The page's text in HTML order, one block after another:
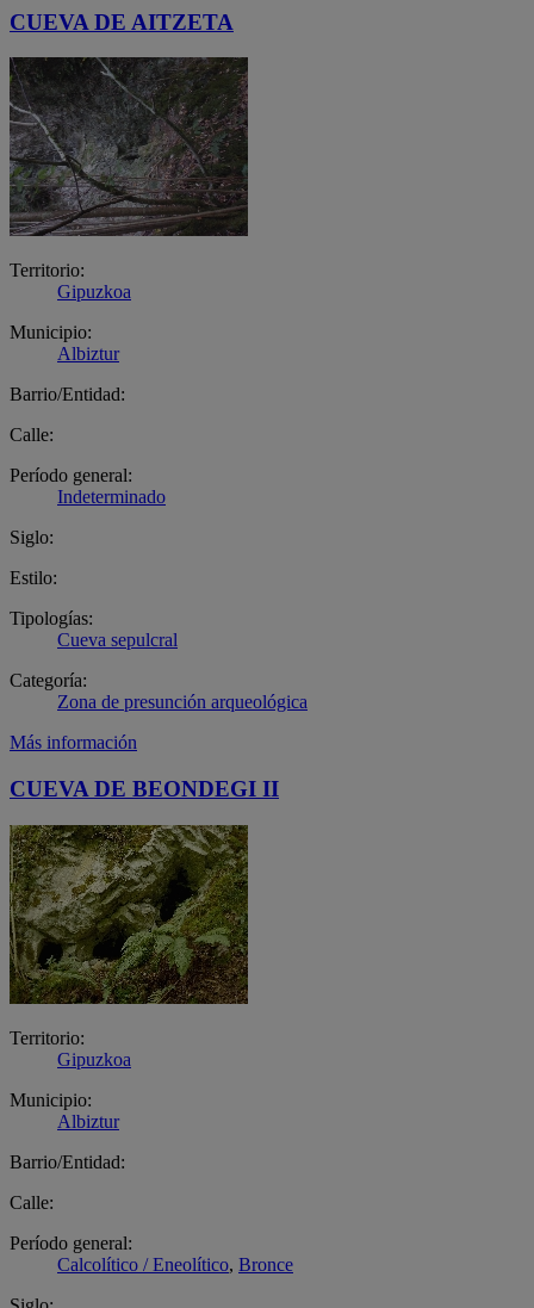
CUEVA DE AITZETA
Territorio:
Gipuzkoa
Municipio:
Albiztur
Barrio/Entidad:
Calle:
Período general:
Indeterminado
Siglo:
Estilo:
Tipologías:
Cueva sepulcral
Categoría:
Zona de presunción arqueológica
Más información
CUEVA DE BEONDEGI II
Territorio:
Gipuzkoa
Municipio:
Albiztur
Barrio/Entidad:
Calle:
Período general:
Calcolítico / Eneolítico, Bronce